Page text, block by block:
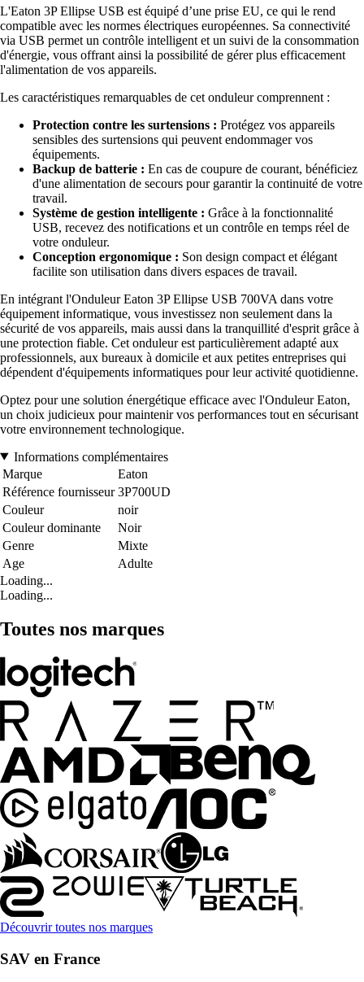
L'Eaton 3P Ellipse USB est équipé d’une prise EU, ce qui le rend
compatible avec les normes électriques européennes. Sa connectivité
via USB permet un contrôle intelligent et un suivi de la consommation
d'énergie, vous offrant ainsi la possibilité de gérer plus efficacement
l'alimentation de vos appareils.
Les caractéristiques remarquables de cet onduleur comprennent :
Protection contre les surtensions : Protégez vos appareils
sensibles des surtensions qui peuvent endommager vos
équipements.
Backup de batterie : En cas de coupure de courant, bénéficiez
d'une alimentation de secours pour garantir la continuité de votre
travail.
Système de gestion intelligente : Grâce à la fonctionnalité
USB, recevez des notifications et un contrôle en temps réel de
votre onduleur.
Conception ergonomique : Son design compact et élégant
facilite son utilisation dans divers espaces de travail.
En intégrant l'Onduleur Eaton 3P Ellipse USB 700VA dans votre
équipement informatique, vous investissez non seulement dans la
sécurité de vos appareils, mais aussi dans la tranquillité d'esprit grâce à
une protection fiable. Cet onduleur est particulièrement adapté aux
professionnels, aux bureaux à domicile et aux petites entreprises qui
dépendent d'équipements informatiques pour leur activité quotidienne.
Optez pour une solution énergétique efficace avec l'Onduleur Eaton,
un choix judicieux pour maintenir vos performances tout en sécurisant
votre environnement technologique.
Informations complémentaires
Marque
Eaton
Référence fournisseur 3P700UD
Couleur
noir
Couleur dominante
Noir
Genre
Mixte
Age
Adulte
Loading...
Loading...
Toutes nos marques
Découvrir toutes nos marques
SAV en France